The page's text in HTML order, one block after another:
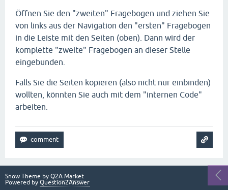
Öffnen Sie den "zweiten" Fragebogen und ziehen Sie
von links aus der Navigation den "ersten" Fragebogen
in die Leiste mit den Seiten (oben). Dann wird der
komplette "zweite" Fragebogen an dieser Stelle
eingebunden.
Falls Sie die Seiten kopieren (also nicht nur einbinden)
wollten, könnten Sie auch mit dem "internen Code"
arbeiten.
Snow Theme by Q2A Market
Powered by Question2Answer